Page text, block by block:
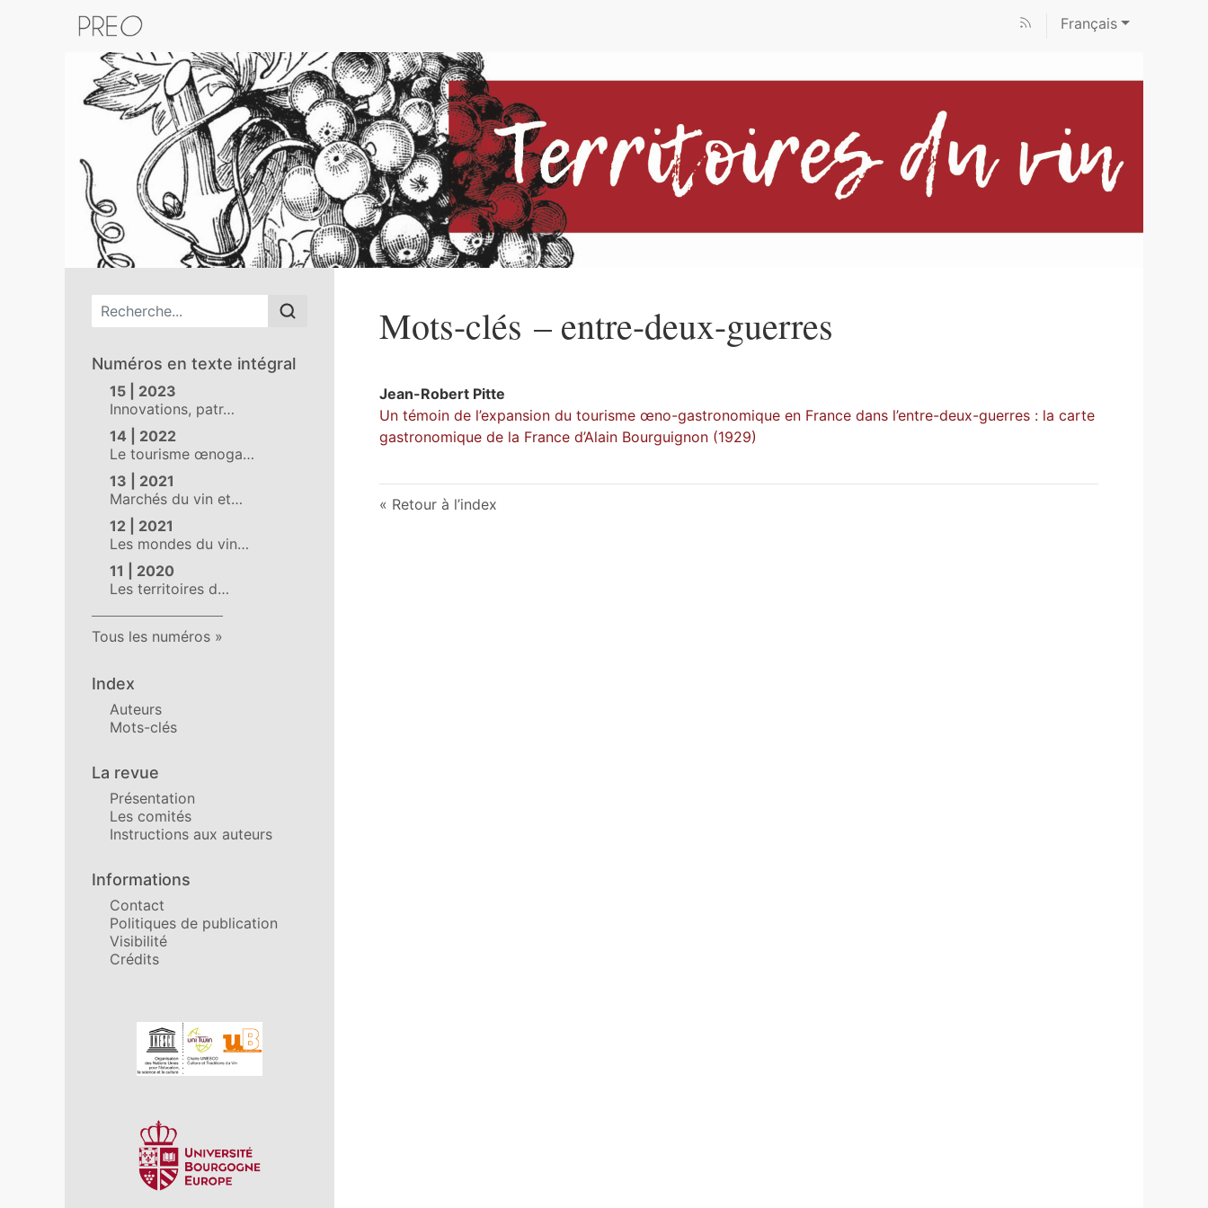
Français
Menu principal
Numéros en texte intégral
15 | 2023
Innovations, patr…
14 | 2022
Le tourisme œnoga…
13 | 2021
Marchés du vin et…
12 | 2021
Les mondes du vin…
11 | 2020
Les territoires d…
Tous les numéros
Index
Auteurs
Mots-clés
La revue
Présentation
Les comités
Instructions aux auteurs
Informations
Contact
Politiques de publication
Visibilité
Crédits
Affiliations/partenaires
Mots-clés – entre-deux-guerres
Jean-Robert Pitte
Un témoin de l’expansion du tourisme œno-gastronomique en France dans l’entre-deux-guerres : la carte
gastronomique de la France d’Alain Bourguignon (1929)
Retour à l’index